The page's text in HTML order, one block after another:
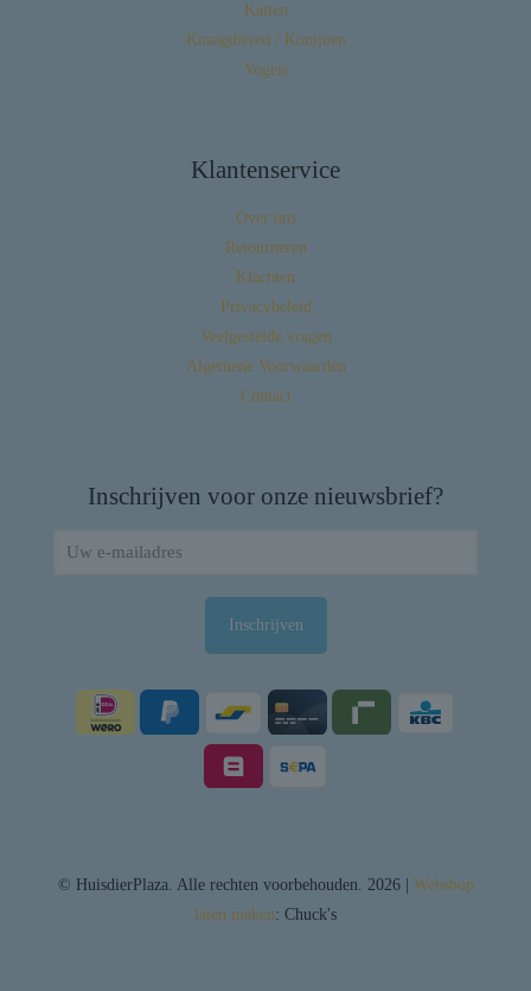
Katten
Knaagdieren / Konijnen
Vogels
Klantenservice
Over ons
Retourneren
Klachten
Privacybeleid
Veelgestelde vragen
Algemene Voorwaarden
Contact
Inschrijven voor onze nieuwsbrief?
© HuisdierPlaza. Alle rechten voorbehouden. 2026 | Webshop
laten maken: Chuck's